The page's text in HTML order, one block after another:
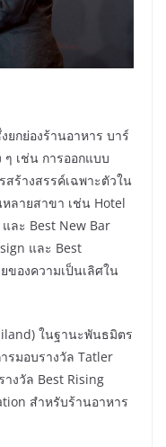
ยกย่องร้านอาหาร บาร์
เช่น การออกแบบ
ร้างสรรค์เฉพาะตัวใน
ลายสาขา เช่น Hotel
ละ Best New Bar
และ Best
ของความเป็นเลิศใน
ในฐานะพันธมิตร
รมอบรางวัล Tatler
งวัล Best Rising
สำหรับร้านอาหาร